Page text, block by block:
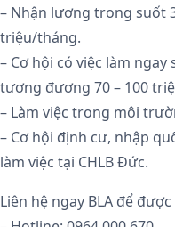
– Nhận lương trong suốt
triệu/tháng.
– Cơ hội có việc làm
tương đương 70 – 100
– Làm việc trong môi
– Cơ hội định cư, nhập
làm việc tại CHLB Đức.
Liên hệ ngay BLA để